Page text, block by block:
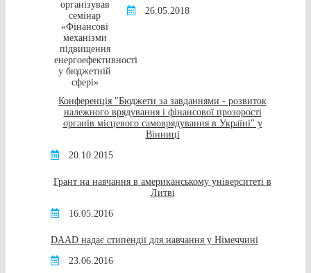
26.05.2018
Конференція "Бюджети за завданнями - розвиток
належного врядування і фінансової прозорості
органів місцевого самоврядування в Україні" у
Вінниці
20.10.2015
Грант на навчання в американському університеті в
Литві
16.05.2016
DAAD надає стипендії для навчання у Німеччині
23.06.2016